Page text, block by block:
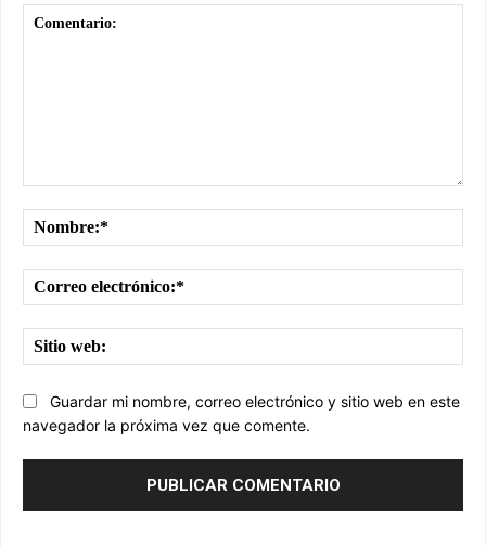
Guardar mi nombre, correo electrónico y sitio web en este
navegador la próxima vez que comente.